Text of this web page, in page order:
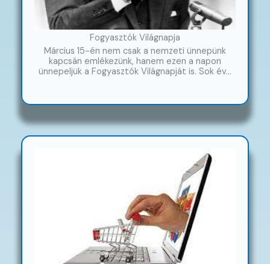
Fogyasztók Világnapja
Március 15-én nem csak a nemzeti ünnepünk
kapcsán emlékezünk, hanem ezen a napon
ünnepeljük a Fogyasztók Világnapját is. Sok év…